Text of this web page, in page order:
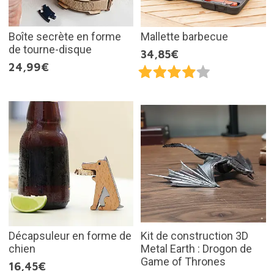
Boîte secrète en forme
de tourne-disque
24,99€
Mallette barbecue
34,85€
Décapsuleur en forme de
chien
16,45€
Kit de construction 3D
Metal Earth : Drogon de
Game of Thrones